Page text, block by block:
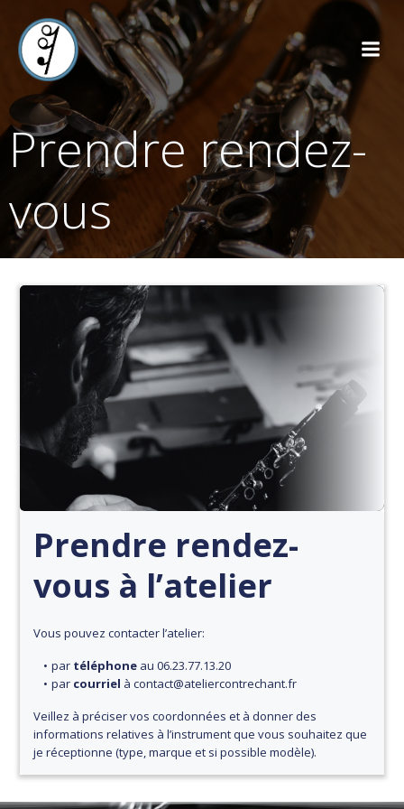
Prendre rendez-
vous
Prendre rendez-
vous à l’atelier
Vous pouvez contacter l’atelier:
par téléphoneau 06.23.77.13.20
par courriel à contact@ateliercontrechant.fr
Veillez à préciser vos coordonnées et à donner des
informations relatives à l’instrument que vous souhaitez que
je réceptionne (type, marque et si possible modèle).